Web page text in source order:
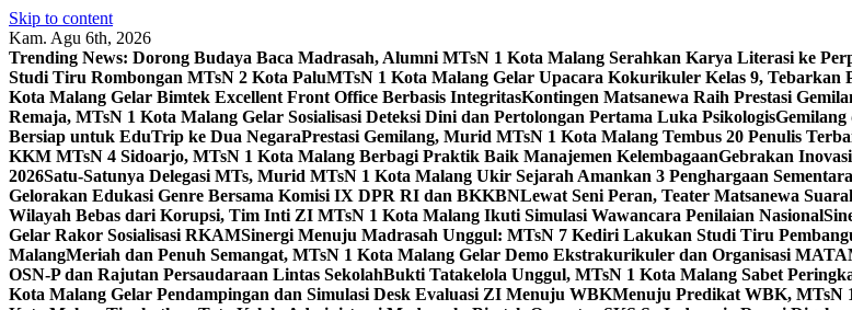
Skip to content
Kam. Agu 6th, 2026
Trending News: Dorong Budaya Baca Madrasah, Alumni MTsN 1 Kota Malang Serahkan Karya Literasi ke
Studi Tiru Rombongan MTsN 2 Kota PaluMTsN 1 Kota Malang Gelar Upacara Kokurikuler Kelas 9, Tebarkan
Kota Malang Gelar Bimtek Excellent Front Office Berbasis IntegritasKontingen Matsanewa Raih Prestasi
Remaja, MTsN 1 Kota Malang Gelar Sosialisasi Deteksi Dini dan Pertolongan Pertama Luka PsikologisGemilang
Bersiap untuk EduTrip ke Dua NegaraPrestasi Gemilang, Murid MTsN 1 Kota Malang Tembus 20 Penulis
KKM MTsN 4 Sidoarjo, MTsN 1 Kota Malang Berbagi Praktik Baik Manajemen KelembagaanGebrakan
2026Satu-Satunya Delegasi MTs, Murid MTsN 1 Kota Malang Ukir Sejarah Amankan 3 Penghargaan
Gelorakan Edukasi Genre Bersama Komisi IX DPR RI dan BKKBNLewat Seni Peran, Teater Matsanewa
Wilayah Bebas dari Korupsi, Tim Inti ZI MTsN 1 Kota Malang Ikuti Simulasi Wawancara Penilaian Nasional
Gelar Rakor Sosialisasi RKAMSinergi Menuju Madrasah Unggul: MTsN 7 Kediri Lakukan Studi Tiru
MalangMeriah dan Penuh Semangat, MTsN 1 Kota Malang Gelar Demo Ekstrakurikuler dan Organisasi
OSN-P dan Rajutan Persaudaraan Lintas SekolahBukti Tatakelola Unggul, MTsN 1 Kota Malang Sabet
Kota Malang Gelar Pendampingan dan Simulasi Desk Evaluasi ZI Menuju WBKMenuju Predikat WBK, MTsN